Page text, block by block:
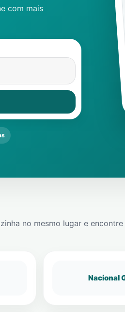
com mais
no mesmo lugar e encontre
Nacional